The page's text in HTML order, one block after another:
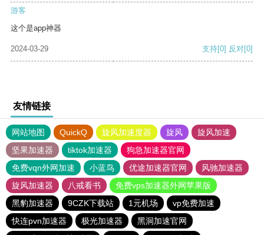
游客
这个是app神器
2024-03-29 支持[0] 反对[0]
友情链接
网站地图 QuickQ 旋风加速度器 旋风
旋风加速
坚果加速器
tiktok加速器
狗急加速器官网
免费vqn外网加速
小蓝鸟 优途加速器官网
风驰加速器
旋风加速器
八戒看书
免费vps加速器外网苹果版
黑豹加速器
9CZK下载站 1元机场
vp免费加速
快连pvn加速器
极光加速器
黑洞加速官网